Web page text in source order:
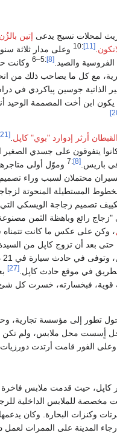
لمحلات نسيج يدعى إتين بالزُن
[11]
:10
وعلى مدار ثلاثة
والصيد. [8]
:5–6
وكانت
مع كل ما يصاحب ذلك من
الذاتية جوسين پياكردي في
يكون ابن أخت المصممة الوحيد
القبطان أرثر إدوارد "بوي" كاپل [21]
كانوا يتفوقون على جسدي
باريس. [8]
:7
وموّل أولى
محتملان لسبب وراء
المستطيلة المنحوتة
تصميم زجاجة الويسكي
"زجاج رائع وباهظة الثمن
، وكن على عكس ما كانت تتمناه
بعد أن تزوج كاپل من
في موقع حادث كاپل. [27]
قوية، فبخسارته، خسرت كل
كتحول تطور إلى مؤسسة
أٍسست محل ملابس، ولم تكن
كاپل، حيث قدمت ملابس فاخرة
مخصصة للملابس الداخلية
البحارة. وكان يدعمها
المدينة على الممرات لعمل